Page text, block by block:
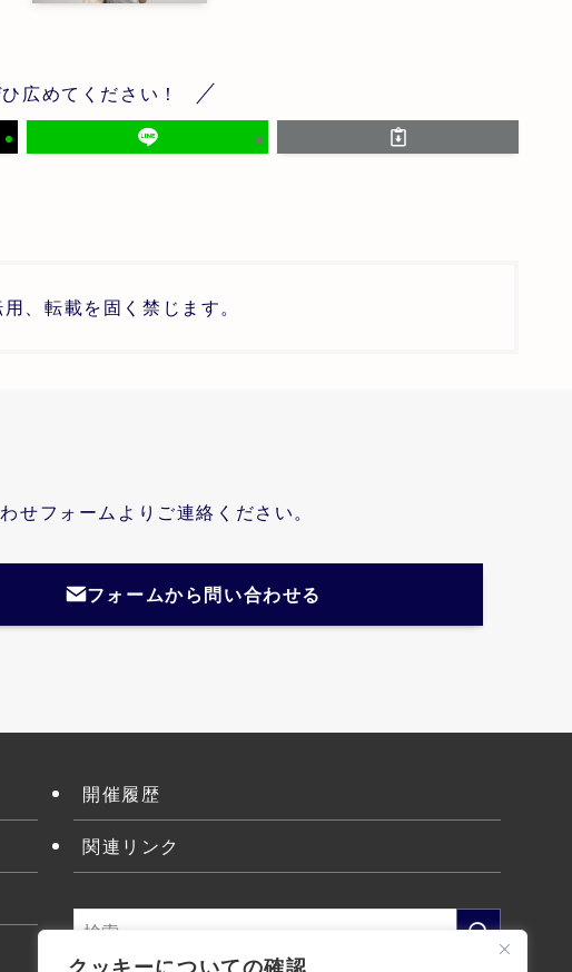
広めてください！
、転載を固く禁じます。
せフォームよりご連絡ください。
フォームから問い合わせる
開催履歴
関連リンク